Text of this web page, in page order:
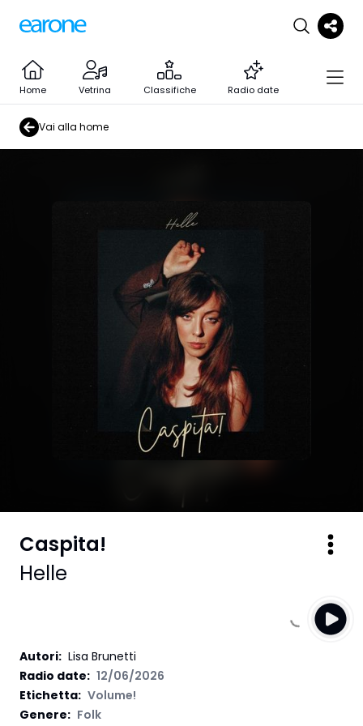
Home Vetrina Classifiche Radio date
Vai alla home
Caspita!
Helle
Autori: Lisa Brunetti
Radio date: 12/06/2026
Etichetta: Volume!
Genere: Folk